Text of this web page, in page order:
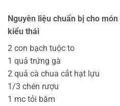
Nguyên liệu chuẩn bị cho món
kiểu thái
2 con bạch tuộc to
1 quả trứng gà
2 quả cà chua cắt hạt lựu
1/3 chén rượu
1 mc tỏi băm